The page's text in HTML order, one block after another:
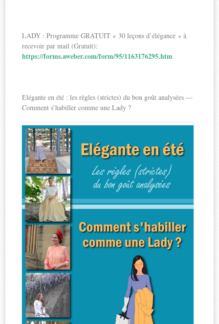
LADY : Programme GRATUIT « 30 leçons d’élégance » à
recevoir par mail (Gratuit):
https://forms.aweber.com/form/95/1163176295.htm
Elégante en été : les règles (strictes) du bon goût analysées —
Comment s’habiller comme une Lady ?